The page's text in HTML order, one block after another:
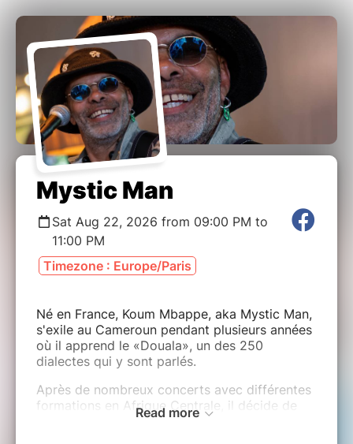
Mystic Man
Sat Aug 22, 2026 from 09:00 PM to
11:00 PM
Timezone : Europe/Paris
Né en France, Koum Mbappe, aka Mystic Man,
s'exile au Cameroun pendant plusieurs années
où il apprend le «Douala», un des 250
dialectes qui y sont parlés.
Après de nombreux concerts avec différentes
formations en Afrique Centrale, il décide de
métisser les musiques qui l'ont bercées.
Read more